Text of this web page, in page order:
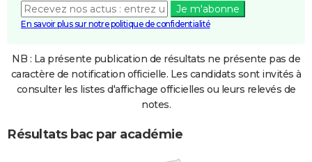
Je m'abonne
En savoir plus sur notre politique de confidentialité
NB : La présente publication de résultats ne présente pas de
caractère de notification officielle. Les candidats sont invités à
consulter les listes d'affichage officielles ou leurs relevés de
notes.
Résultats bac par académie